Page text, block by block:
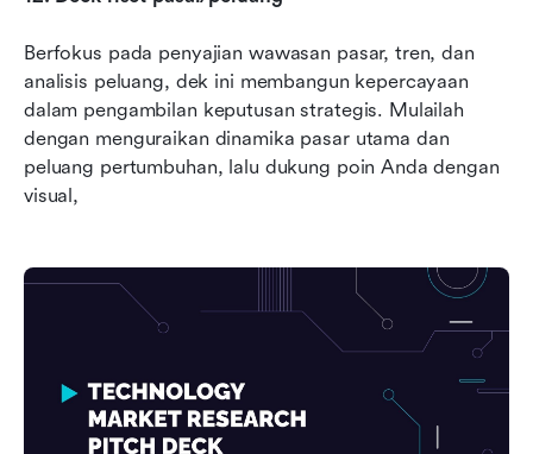
Berfokus pada penyajian wawasan pasar, tren, dan
analisis peluang, dek ini membangun kepercayaan
dalam pengambilan keputusan strategis. Mulailah
dengan menguraikan dinamika pasar utama dan
peluang pertumbuhan, lalu dukung poin Anda dengan
visual,